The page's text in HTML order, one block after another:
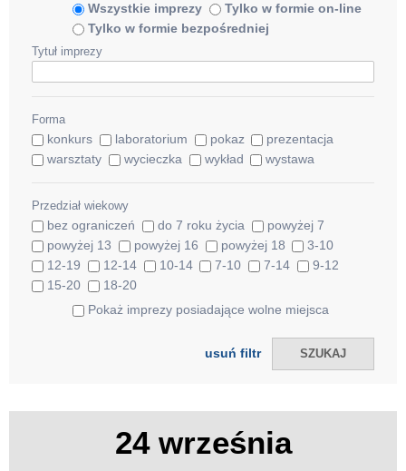
Wszystkie imprezy
Tylko w formie on-line
Tylko w formie bezpośredniej
Tytuł imprezy
Forma
konkurs laboratorium pokaz
prezentacja
warsztaty
wycieczka wykład wystawa
Przedział wiekowy
bez ograniczeń do 7 roku życia
powyżej 7
powyżej 13
powyżej 16 powyżej 18
3-10
12-19
12-14 10-14 7-10 7-14
9-12
15-20
18-20
Pokaż imprezy posiadające wolne miejsca
usuń filtr
24 września